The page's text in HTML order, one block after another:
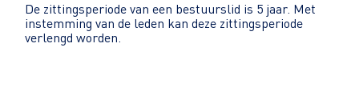
De zittingsperiode van een bestuurslid is 5 jaar. Met
instemming van de leden kan deze zittingsperiode
verlengd worden.